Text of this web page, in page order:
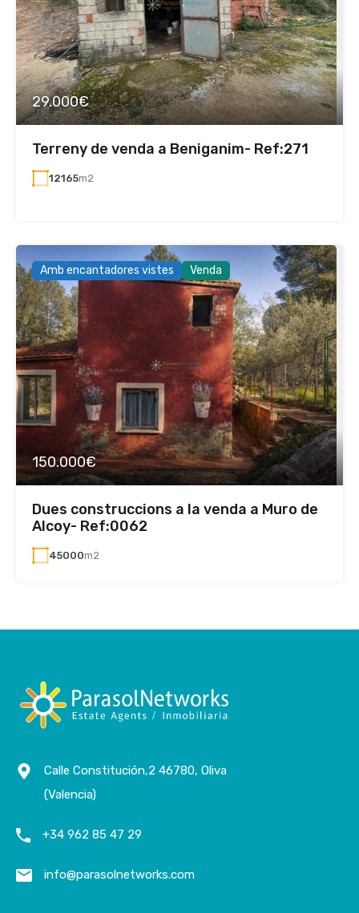
29.000€
Terreny de venda a Beniganim- Ref:271
12165m2
Amb encantadores vistes Venda
150.000€
Dues construccions a la venda a Muro de
Alcoy- Ref:0062
45000m2
Calle Constitución,2 46780, Oliva
(Valencia)
+34 962 85 47 29
info@parasolnetworks.com